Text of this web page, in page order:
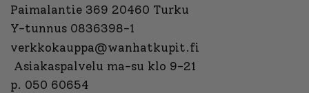
Paimalantie 369 20460 Turku
Y-tunnus 0836398-1
verkkokauppa@wanhatkupit.fi
Asiakaspalvelu ma-su klo 9-21
p. 050 60654